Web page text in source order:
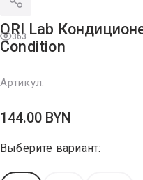
363
ORI Lab
Condition
Артикул:
144.00 BYN
Выберите вариант: